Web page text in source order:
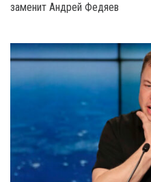
заменит Андрей Федяев